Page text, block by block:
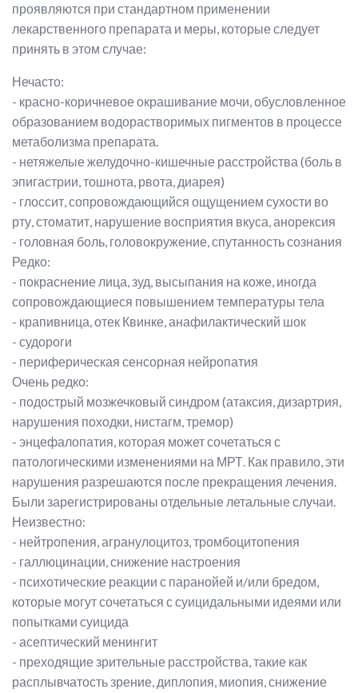
проявляются при стандартном применении
лекарственного препарата и меры, которые следует
принять в этом случае:
Нечасто:
- красно-коричневое окрашивание мочи, обусловленное
образованием водорастворимых пигментов в процессе
метаболизма препарата.
- нетяжелые желудочно-кишечные расстройства (боль в
эпигастрии, тошнота, рвота, диарея)
- глоссит, сопровождающийся ощущением сухости во
рту, стоматит, нарушение восприятия вкуса, анорексия
- головная боль, головокружение, спутанность сознания
Редко:
- покраснение лица, зуд, высыпания на коже, иногда
сопровождающиеся повышением температуры тела
- крапивница, отек Квинке, анафилактический шок
- судороги
- периферическая сенсорная нейропатия
Очень редко:
- подострый мозжечковый синдром (атаксия, дизартрия,
нарушения походки, нистагм, тремор)
- энцефалопатия, которая может сочетаться с
патологическими изменениями на МРТ. Как правило, эти
нарушения разрешаются после прекращения лечения.
Были зарегистрированы отдельные летальные случаи.
Неизвестно:
- нейтропения, агранулоцитоз, тромбоцитопения
- галлюцинации, снижение настроения
- психотические реакции с паранойей и/или бредом,
которые могут сочетаться с суицидальными идеями или
попытками суицида
- асептический менингит
- преходящие зрительные расстройства, такие как
расплывчатость зрение, диплопия, миопия, снижение